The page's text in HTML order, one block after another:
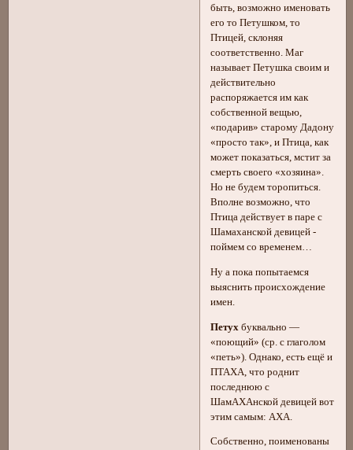
быть, возможно именовать
его то Петушком, то
Птицей, склоняя
соответственно. Маг
называет Петушка своим и
действительно
распоряжается им как
собственной вещью,
«подарив» старому Дадону
«просто так», и Птица, как
может показаться, мстит за
смерть своего «хозяина».
Но не будем торопиться.
Вполне возможно, что
Птица действует в паре с
Шамаханской девицей -
поймем со временем…
Ну а пока попытаемся
выяснить происхождение
имен.
Петух буквально —
«поющий» (ср. с глаголом
«петь»). Однако, есть ещё и
ПТАХА, что роднит
последнюю с
ШамАХАнской девицей вот
этим самым: АХА.
Собственно, поименованы